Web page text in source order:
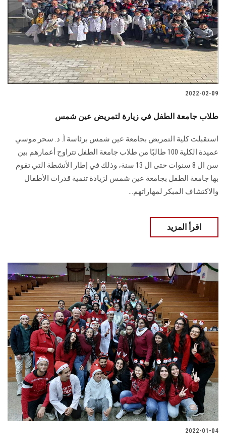
2022-02-09
طلاب جامعة الطفل في زيارة لتمريض عين شمس
استقبلت كلية التمريض بجامعة عين شمس برئاسة أ. د. سحر موسي
عميدة الكلية 100 طالبًا من طلاب جامعة الطفل تتراوح أعمارهم بين
سن ال 8 سنوات حتى ال 13 سنة، وذلك في إطار الأنشطة التي تقوم
بها جامعة الطفل بجامعة عين شمس لزيادة تنمية قدرات الأطفال
والاكتشاف المبكر لمهاراتهم...
اقرأ المزيد
2022-01-04